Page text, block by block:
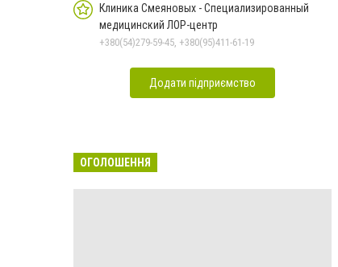
Клиника Смеяновых - Специализированный
медицинский ЛОР-центр
+380(54)279-59-45, +380(95)411-61-19
Додати підприємство
ОГОЛОШЕННЯ